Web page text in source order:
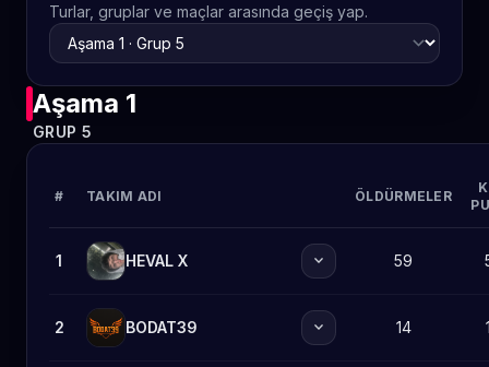
Turlar, gruplar ve maçlar arasında geçiş yap.
Aşama 1
GRUP 5
# TAKIM ADI ÖLDÜRMELER
1 HEVAL X expand_more 59
2 BODAT39 expand_more 14